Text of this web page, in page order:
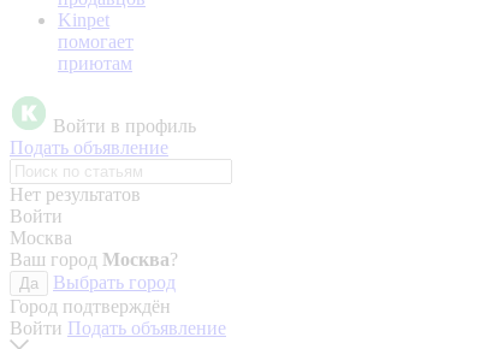
Kinpet
помогает
приютам
Войти в профиль
Подать объявление
Нет результатов
Войти
Москва
Ваш город Москва?
Да
Выбрать город
Город подтверждён
Войти Подать объявление